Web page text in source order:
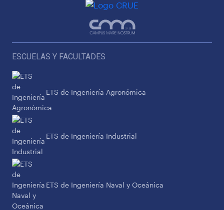
ESCUELAS Y FACULTADES
ETS de Ingeniería Agronómica
ETS de Ingeniería Industrial
ETS de Ingeniería Naval y Oceánica